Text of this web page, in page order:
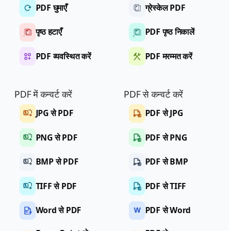
PDF घुमाएँ
पृष्ठ हटाएँ
PDF व्यवस्थित करें
ग्रेस्केल PDF
PDF पृष्ठ निकालें
PDF मरम्मत करें
PDF में कन्वर्ट करें
JPG से PDF
PNG से PDF
BMP से PDF
TIFF से PDF
Word से PDF
PDF से कन्वर्ट करें
PDF से JPG
PDF से PNG
PDF से BMP
PDF से TIFF
W PDF से Word